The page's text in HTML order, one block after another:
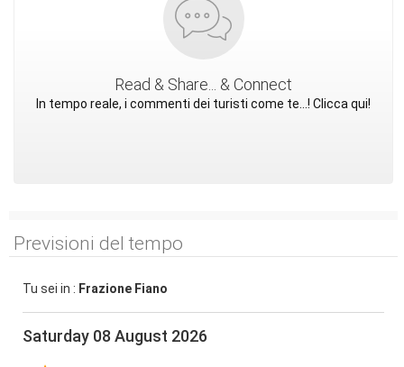
Read & Share... & Connect
In tempo reale, i commenti dei turisti come te...! Clicca qui!
Previsioni del tempo
Tu sei in : Frazione Fiano
Saturday 08 August 2026